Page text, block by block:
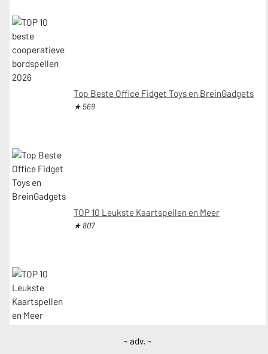
Top Beste Office Fidget Toys en BreinGadgets
★ 569
TOP 10 Leukste Kaartspellen en Meer
★ 807
~ adv. ~